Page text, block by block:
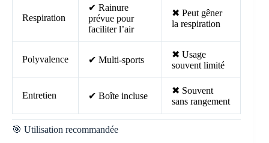
Respiration
✔ Rainure
prévue pour
faciliter l’air
✖ Peut gêner
la respiration
Polyvalence ✔ Multi-sports
✖ Usage
souvent limité
Entretien ✔ Boîte incluse
✖ Souvent
sans rangement
🎯 Utilisation recommandée